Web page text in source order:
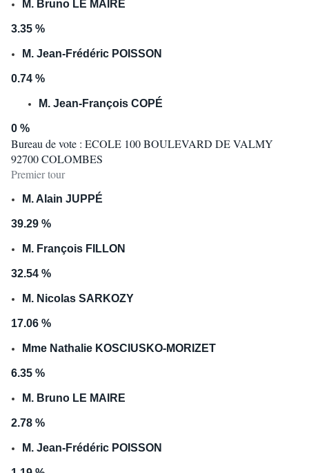
M. Bruno LE MAIRE
3.35 %
M. Jean-Frédéric POISSON
0.74 %
M. Jean-François COPÉ
0 %
Bureau de vote : ECOLE 100 BOULEVARD DE VALMY
92700 COLOMBES
Premier tour
M. Alain JUPPÉ
39.29 %
M. François FILLON
32.54 %
M. Nicolas SARKOZY
17.06 %
Mme Nathalie KOSCIUSKO-MORIZET
6.35 %
M. Bruno LE MAIRE
2.78 %
M. Jean-Frédéric POISSON